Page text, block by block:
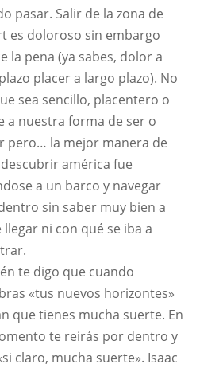
pasar. Salir de la zona de
es doloroso sin embargo
la pena (ya sabes, dolor a
placer a largo plazo). No
sea sencillo, placentero o
a nuestra forma de ser o
pero… la mejor manera de
américa fue
a un barco y navegar
sin saber muy bien a
llegar ni con qué se iba a
te digo que cuando
«tus nuevos horizontes»
que tienes mucha suerte. En
te reirás por dentro y
claro, mucha suerte». Isaac